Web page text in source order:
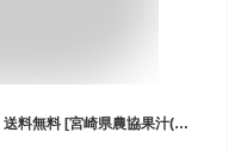
【15%OFF 楽天スーパーSALE限定】送料無料 [宮崎県農協果汁(サンA)] フルーツジュース 【ケース販売】 日向夏ドリンク 200ml×24本 /ひゅうがなつ 紙パック 柑橘系 低果汁 すっきり爽やか ケース買い 箱買い 差し入れ